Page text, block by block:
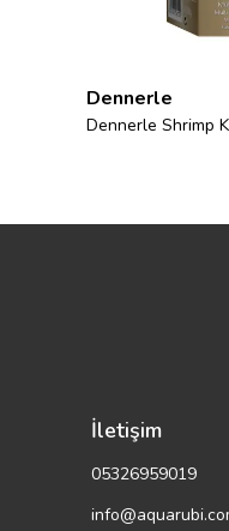
Dennerle
İletişim
05326959019